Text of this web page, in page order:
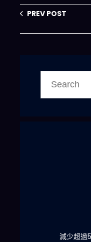
PREV POST
減少超過